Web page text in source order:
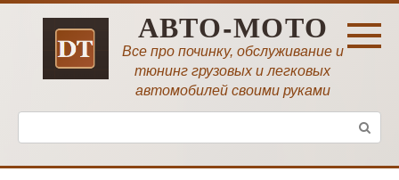
Перейти
АВТО-МОТО
Все про починку, обслуживание и
тюнинг грузовых и легковых
автомобилей своими руками
Поиск: